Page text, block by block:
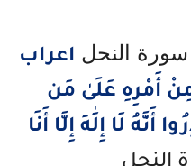
سورة النحل اعراب
مِنْ أَمْرِهِ عَلَىٰ مَن
أَنَّهُ لَا إِلَٰهَ إِلَّا أَنَا